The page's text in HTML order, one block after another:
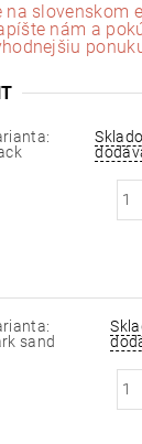
na slovenskom
nám a
sand